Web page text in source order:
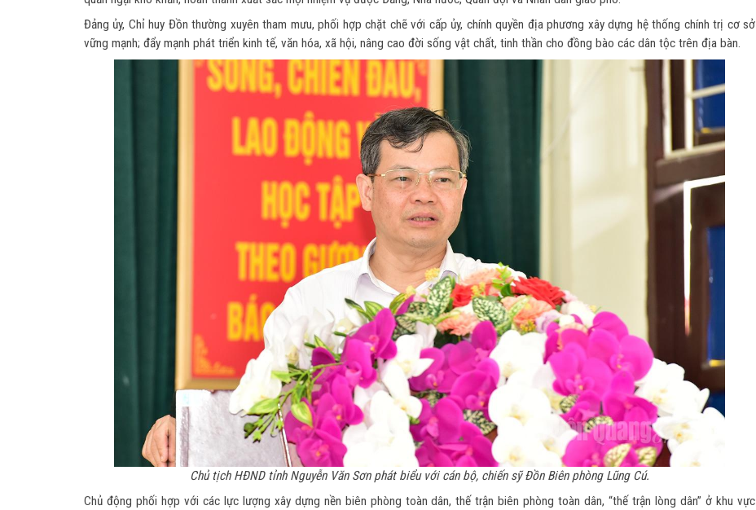
Đảng ủy, Chỉ huy Đồn thường xuyên tham mưu, phối hợp chặt chẽ với cấp ủy, chính quyền địa phương xây dựng hệ thống chính trị cơ sở
vững mạnh; đẩy mạnh phát triển kinh tế, văn hóa, xã hội, nâng cao đời sống vật chất, tinh thần cho đồng bào các dân tộc trên địa bàn.
Chủ tịch HĐND tỉnh Nguyễn Văn Sơn phát biểu với cán bộ, chiến sỹ Đồn Biên phòng Lũng Cú.
Chủ động phối hợp với các lực lượng xây dựng nền biên phòng toàn dân, thế trận biên phòng toàn dân, “thế trận lòng dân” ở khu vực